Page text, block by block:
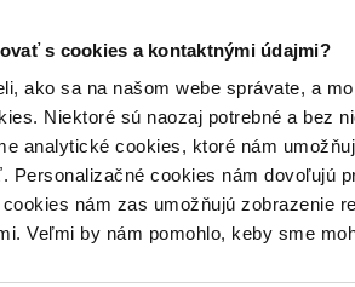
s cookies a kontaktnými údajmi?
ako sa na našom webe správate, a
Niektoré sú naozaj potrebné a bez
analytické cookies, ktoré nám
Personalizačné cookies nám dovoľujú
nám zas umožňujú zobrazenie
Veľmi by nám pomohlo, keby sme
Kontakt